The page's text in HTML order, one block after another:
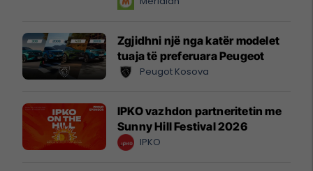
Zgjidhni një nga katër modelet
tuaja të preferuara Peugeot
Peugot Kosova
IPKO vazhdon partneritetin me
Sunny Hill Festival 2026
IPKO